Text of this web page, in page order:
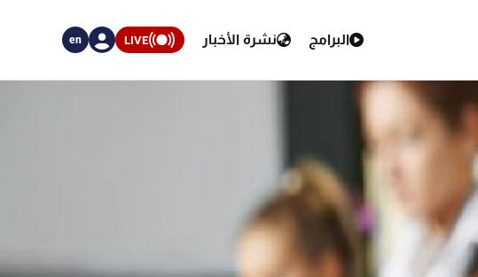
البرامج نشرة الأخبار LIVE
en